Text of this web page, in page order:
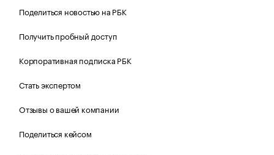
Поделиться новостью на РБК
Получить пробный доступ
Корпоративная подписка РБК
Стать экспертом
Отзывы о вашей компании
Поделиться кейсом